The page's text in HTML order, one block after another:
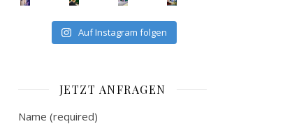
Auf Instagram folgen
JETZT ANFRAGEN
Name (required)